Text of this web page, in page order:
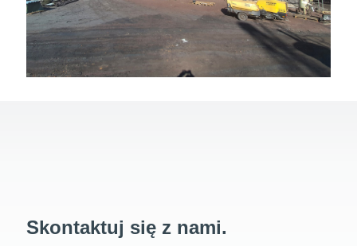
Skontaktuj się z nami.